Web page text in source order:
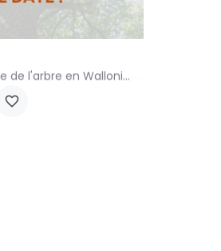
À l'occasion de la semaine de l'arbre en Wallonie, nous vous proposons l'annuelle distribution gratuite des…